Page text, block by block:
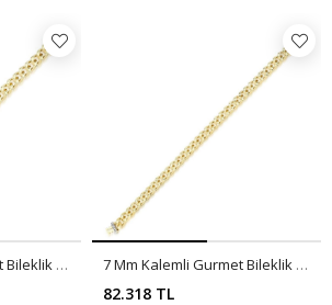
9 Mm Kalemli Gurmet Bileklik CA0060 7 Mm Kalemli Gurmet Bileklik CA0059
82.318 TL